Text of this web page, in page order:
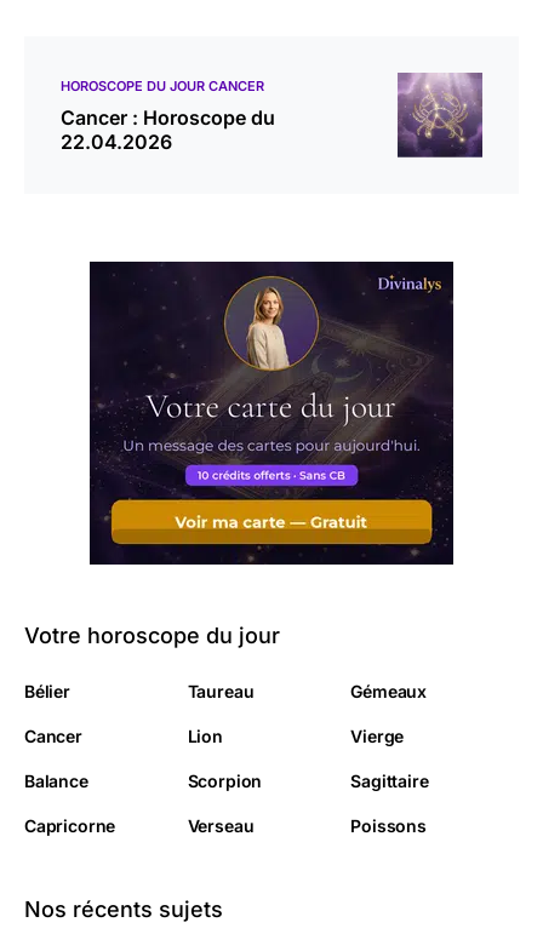
HOROSCOPE DU JOUR CANCER
Cancer : Horoscope du
22.04.2026
Votre horoscope du jour
Bélier Taureau Gémeaux
Cancer Lion Vierge
Balance Scorpion Sagittaire
Capricorne Verseau Poissons
Nos récents sujets